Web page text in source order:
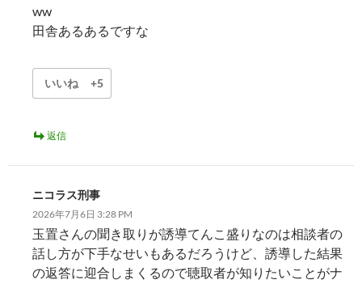
ww
田舎あるあるですな
いいね +5
返信
ニコラス刑事
2026年7月6日 3:28 PM
玉置さんの聞き取りが誘導てんこ盛りなのは相談者の
話し方が下手なせいもあるだろうけど、誘導した結果
の返答に迎合しまくるので聴取者が知りたいことがナ